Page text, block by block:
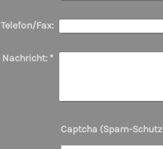
Telefon/Fax:
Nachricht: *